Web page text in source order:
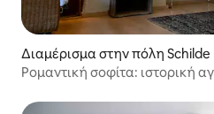
Διαμέρισμα στην πόλη Schilde
Ρομαντική σοφίτα: ιστορική